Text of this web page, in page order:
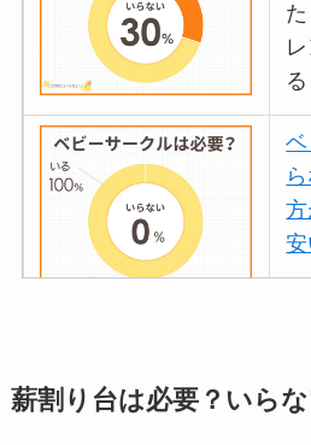
る
薪割り台は必要？いらな